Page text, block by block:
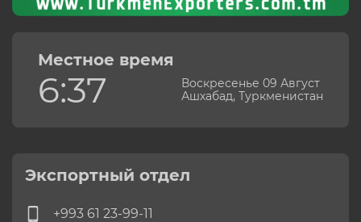
Местное время
6:37
Воскресенье 09 Август
Ашхабад, Туркменистан
Экспортный отдел
+993 61 23-99-11